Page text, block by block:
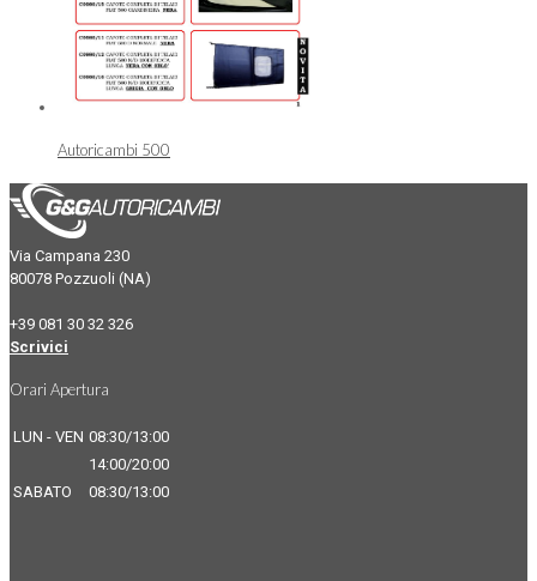
Autoricambi 500
Via Campana 230
80078 Pozzuoli (NA)
+39 081 30 32 326
Scrivici
Orari Apertura
LUN - VEN 08:30/13:00
14:00/20:00
SABATO
08:30/13:00